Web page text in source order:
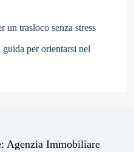
un trasloco senza stress
per orientarsi nel
Agenzia Immobiliare